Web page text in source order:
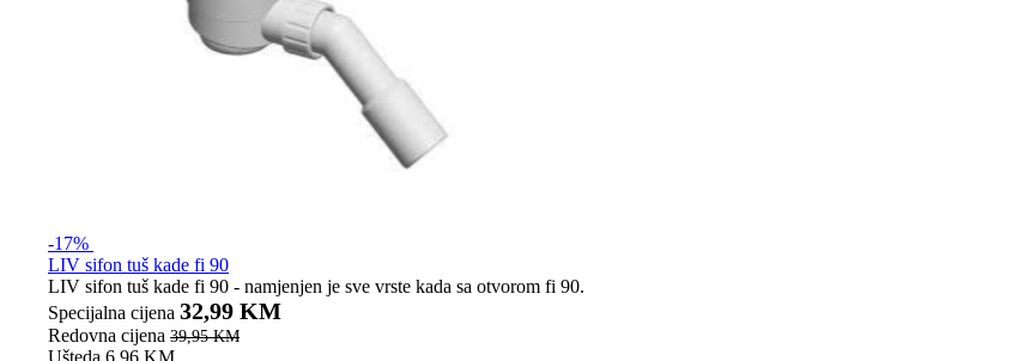
-17%
LIV sifon tuš kade fi 90
LIV sifon tuš kade fi 90 - namjenjen je sve vrste kada sa otvorom fi 90.
Specijalna cijena 32,99 KM
Redovna cijena 39,95 KM
Ušteda 6,96 KM